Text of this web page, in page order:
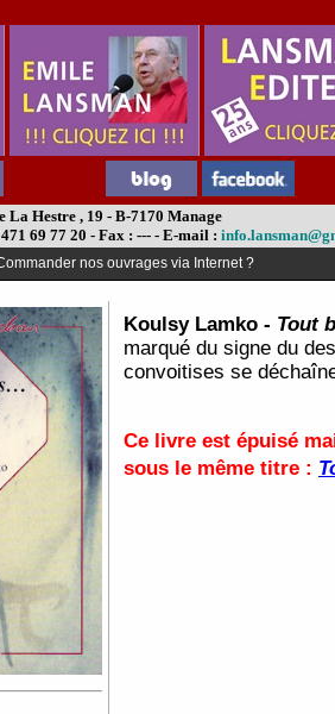
La Hestre , 19 - B-7170 Manage
69 77 20 - Fax : --- - E-mail :
nos ouvrages via Internet ?
Koulsy Lamko - Tout
marqué du signe du
convoitises se
Ce livre est épuisé
sous le même titre :